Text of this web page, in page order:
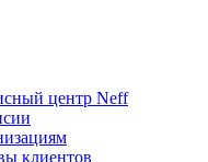
центр Neff
клиентов